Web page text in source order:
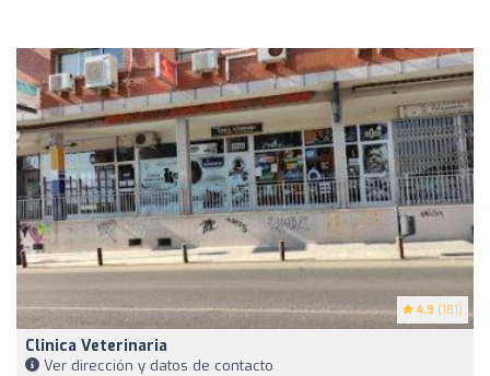
4.9 (181)
Clinica Veterinaria
Ver dirección y datos de contacto